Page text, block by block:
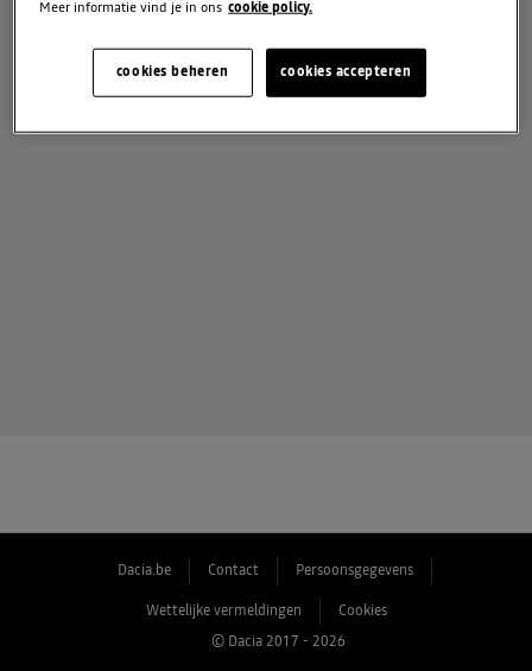
Dacia.be Contact Persoonsgegevens
Wettelijke vermeldingen
Cookies
© Dacia 2017 - 2026
Meer informatie vind je in ons cookie policy.
cookies accepteren
cookies beheren